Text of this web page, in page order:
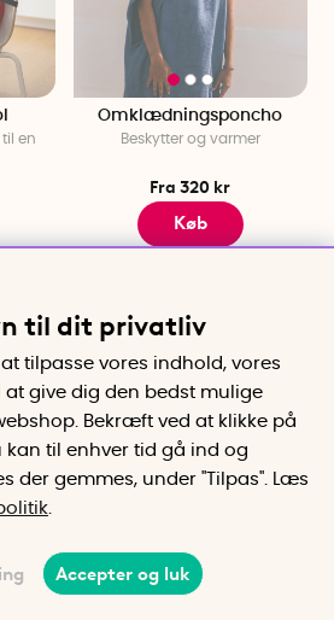
en
Omklædningsponcho
Beskytter og varmer
Fra 320 kr
Køb
pak
Smarte bøjler til tasker,
til dit privatliv
tilpasse vores indhold, vores
give dig den bedst mulige
Bekræft ved at klikke på
kan til enhver tid gå ind og
der gemmes, under "Tilpas". Læs
Accepter og luk